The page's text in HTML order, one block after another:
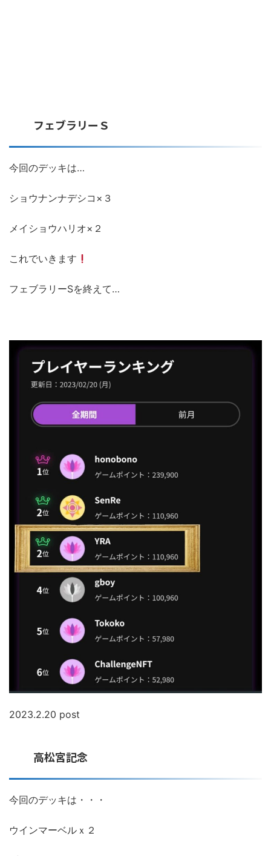
フェブラリーＳ
今回のデッキは…
ショウナンナデシコ×３
メイショウハリオ×２
これでいきます
フェブラリーSを終えて…
2023.2.20 post
高松宮記念
今回のデッキは・・・
ウインマーベルｘ２